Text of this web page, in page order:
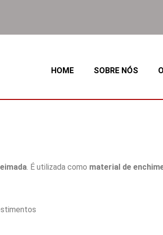
HOME SOBRE NÓS
. É utilizada como material de